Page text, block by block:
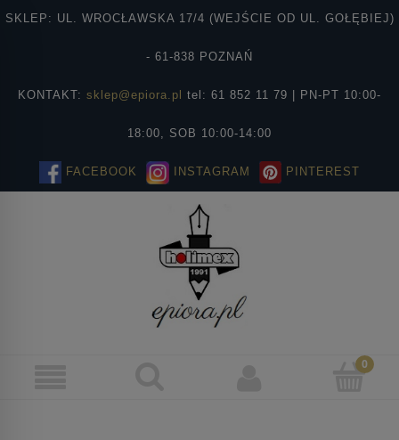
SKLEP: UL. WROCŁAWSKA 17/4 (WEJŚCIE OD UL. GOŁĘBIEJ)
- 61-838 POZNAŃ
KONTAKT: sklep@epiora.pl tel: 61 852 11 79 | PN-PT 10:00-
18:00, SOB 10:00-14:00
FACEBOOK INSTAGRAM PINTEREST